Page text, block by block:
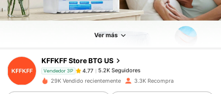
Ver más
KFFKFF Store BTG US
Vendedor 3P
4.77 5.2K Seguidores
5.2K Seguidores
4.77
5.2K Seguidores
c***1
pagó Hace 1 día
29K Vendido recientemente 3.3K Recompra